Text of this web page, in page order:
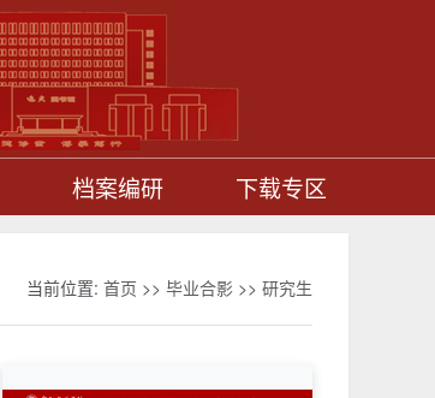
档案编研 下载专区
当前位置: 首页 >> 毕业合影 >> 研究生